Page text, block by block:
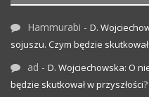
Hammurabi - D.
sojuszu. Czym będzie
ad - D. Wojciechowska: O
będzie skutkował w przyszłości?